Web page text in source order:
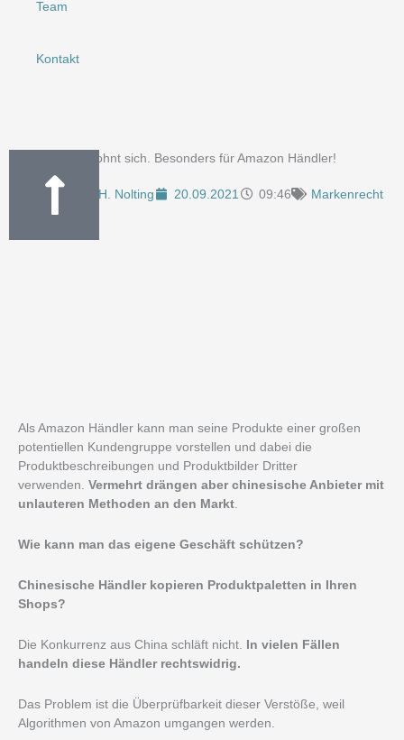
Team
Kontakt
Markenschutz lohnt sich. Besonders für Amazon Händler!
Boris H. Nolting 20.09.2021 09:46 Markenrecht
Als Amazon Händler kann man seine Produkte einer großen
potentiellen Kundengruppe vorstellen und dabei die
Produktbeschreibungen und Produktbilder Dritter
verwenden. Vermehrt drängen aberchinesische Anbieter mit
unlauteren Methoden an den Markt.
Wie kann man das eigene Geschäft schützen?
Chinesische Händler kopieren Produktpaletten in Ihren
Shops?
Die Konkurrenz aus China schläft nicht.
In vielen Fällen
handeln diese Händler rechtswidrig.
Das Problem ist die Überprüfbarkeit dieser Verstöße, weil
Algorithmen von Amazon umgangen werden.